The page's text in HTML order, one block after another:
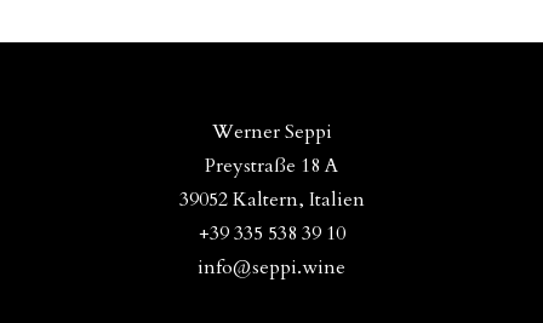
Werner Seppi
Preystraße 18 A
39052 Kaltern, Italien
+39 335 538 39 10
info@seppi.wine